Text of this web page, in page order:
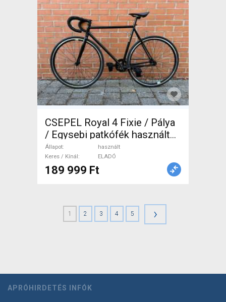
CSEPEL Royal 4 Fixie / Pálya
/ Egysebi patkófék használt
ELADÓ
Állapot
használt
Keres / Kínál
ELADÓ
189 999 Ft
1 2 3 4 5 ›
APRÓHIRDETÉS INFÓK